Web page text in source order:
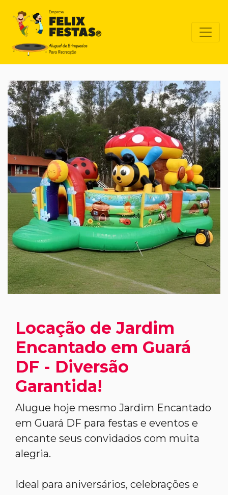
Locação de Jardim
Encantado em Guará
DF - Diversão
Garantida!
Alugue hoje mesmo Jardim Encantado
em Guará DF para festas e eventos e
encante seus convidados com muita
alegria.
Ideal para aniversários, celebrações e